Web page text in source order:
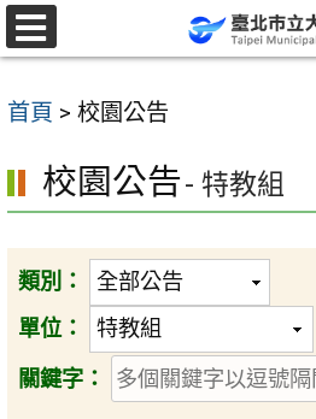
跳
至
要
容
首頁 > 校園公告
校園公告- 特教組
類別：
單位：
關鍵字：
選
單